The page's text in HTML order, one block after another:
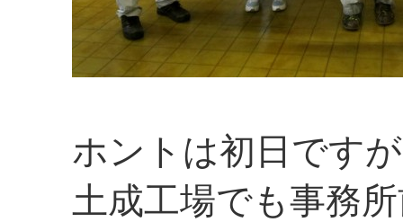
ホントは初日です
土成工場でも事務